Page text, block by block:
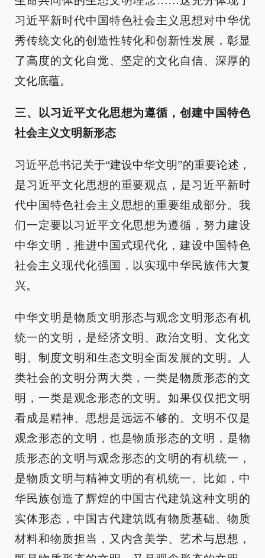
习近平新时代中国特色社会主义思想对中华优
秀传统文化的创造性转化和创新性发展，彰显
了高度的文化自觉、坚定的文化自信、深厚的
文化底蕴。
三、以习近平文化思想为遵循，创建中国特色
社会主义文明新形态
习近平总书记关于“建设中华文明”的重要论述，
是习近平文化思想的重要观点，是习近平新时
代中国特色社会主义思想的重要组成部分。我
们一定要以习近平文化思想为遵循，努力建设
中华文明，推进中国式现代化，建设中国特色
社会主义现代化强国，以实现中华民族伟大复
兴。
中华文明是物质文明形态与观念文明形态有机
统一的文明，是经济文明、政治文明、文化文
明、制度文明和生态文明全面发展的文明。人
类社会的文明分两大类，一类是物质形态的文
明，一类是观念形态的文明。如果仅仅把文明
看成是精神、思想是远远不够的。文明不仅是
观念形态的文明，也是物质形态的文明，是物
质形态的文明与观念形态的文明的有机统一，
是物质文明与精神文明的有机统一。比如，中
华民族创造了辉煌的中国古代建筑这种文明的
实体形态，中国古代建筑既有物质基础、物质
材料和物质担当，又内含美学、艺术与思想，